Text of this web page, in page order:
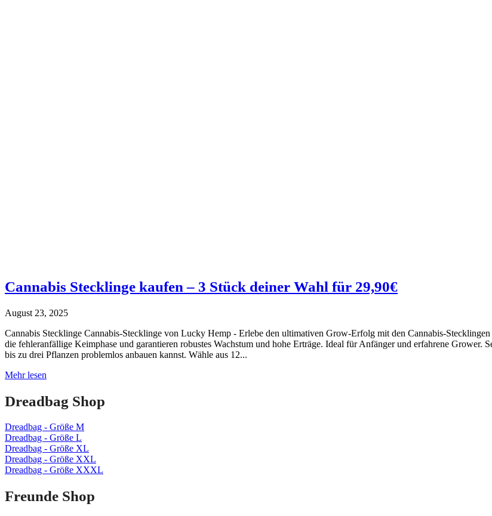
Cannabis Stecklinge kaufen – 3 Stück deiner Wahl für 29,90€
August 23, 2025
Cannabis Stecklinge Cannabis-Stecklinge von Lucky Hemp - Erlebe den ultimativen Grow-Erfolg mit den Cannabis-
die fehleranfällige Keimphase und garantieren robustes Wachstum und hohe Erträge. Ideal für Anfänger und erfahrene Grower.
bis zu drei Pflanzen problemlos anbauen kannst. Wähle aus 12...
Mehr lesen
kaufen
–
Stück
deiner
Wahl
für
29,90€
Dreadbag Shop
Dreadbag - Größe M
Dreadbag - Größe L
Dreadbag - Größe XL
Dreadbag - Größe XXL
Dreadbag - Größe XXXL
Freunde Shop